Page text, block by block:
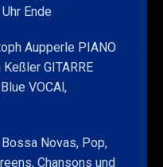
Ende
Aupperle PIANO
GITARRE
VOCAl,
Novas, Pop,
Chansons und